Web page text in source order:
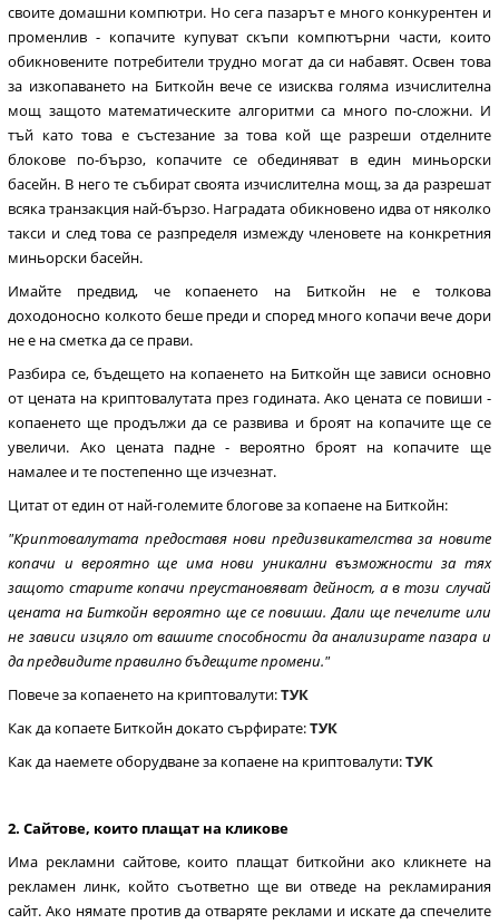
своите домашни компютри. Но сега пазарът е много конкурентен и
променлив - копачите купуват скъпи компютърни части, които
обикновените потребители трудно могат да си набавят. Освен това
за изкопаването на Биткойн вече се изисква голяма изчислителна
мощ защото математическите алгоритми са много по-сложни. И
тъй като това е състезание за това кой ще разреши отделните
блокове по-бързо, копачите се обединяват в един миньорски
басейн. В него те събират своята изчислителна мощ, за да разрешат
всяка транзакция най-бързо. Наградата обикновено идва от няколко
такси и след това се разпределя измежду членовете на конкретния
миньорски басейн.
Имайте предвид, че копаенето на Биткойн не е толкова
доходоносно колкото беше преди и според много копачи вече дори
не е на сметка да се прави.
Разбира се, бъдещето на копаенето на Биткойн ще зависи основно
от цената на криптовалутата през годината. Ако цената се повиши -
копаенето ще продължи да се развива и броят на копачите ще се
увеличи. Ако цената падне - вероятно броят на копачите ще
намалее и те постепенно ще изчезнат.
Цитат от един от най-големите блогове за копаене на Биткойн:
"Криптовалутата предоставя нови предизвикателства за новите
копачи и вероятно ще има нови уникални възможности за тях
защото старите копачи преустановяват дейност, а в този случай
цената на Биткойн вероятно ще се повиши. Дали ще печелите или
не зависи изцяло от вашите способности да анализирате пазара и
да предвидите правилно бъдещите промени."
Повече за копаенето на криптовалути:ТУК
Как да копаете Биткойн докато сърфирате:ТУК
Как да наемете оборудване за копаене на криптовалути:ТУК
2. Сайтове, които плащат на кликове
Има рекламни сайтове, които плащат биткойни ако кликнете на
рекламен линк, който съответно ще ви отведе на рекламирания
сайт. Ако нямате против да отваряте реклами и искате да спечелите